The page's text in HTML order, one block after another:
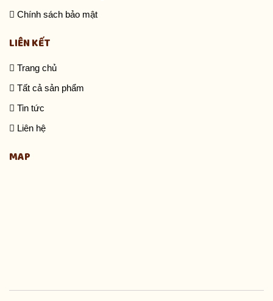
Chính sách bảo mật
LIÊN KẾT
Trang chủ
Tất cả sản phẩm
Tin tức
Liên hệ
MAP